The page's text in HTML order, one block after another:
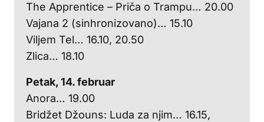
The Apprentice – Priča o Trampu… 20.00
Vajana 2 (sinhronizovano)… 15.10
Viljem Tel… 16.10, 20.50
Zlica… 18.10
Petak, 14. februar
Anora… 19.00
Bridžet Džouns: Luda za njim… 16.15,